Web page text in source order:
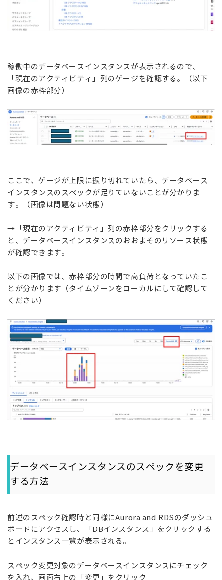
稼働中のデータベースインスタンスが表示されるので、
「現在のアクティビティ」列のゲージを確認する。（以下
画像の赤枠部分）
ここで、ゲージが上限に振り切れていたら、データベース
インスタンスのスペックが足りていないことが分かりま
す。（画像は問題ない状態）
→「現在のアクティビティ」列の赤枠部分をクリックする
と、データベースインスタンスのおおよそのリソース状態
が確認できます。
以下の画像では、赤枠部分の時間で高負荷となっていたこ
とが分かります（タイムゾーンをローカルにして確認して
ください）
データベースインスタンスのスペックを変更
する方法
前述のスペック確認時と同様にAurora and RDSのダッシュ
ボードにアクセスし、「 DBインスタンス」をクリックする
とインスタンス一覧が表示される。
スペック変更対象のデータベースインスタンスにチェック
を入れ、画面右上の「変更」をクリック